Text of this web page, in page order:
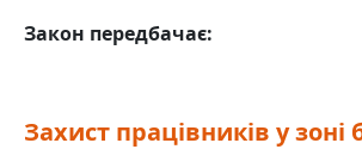
Закон передбачає:
Захист працівників у зоні